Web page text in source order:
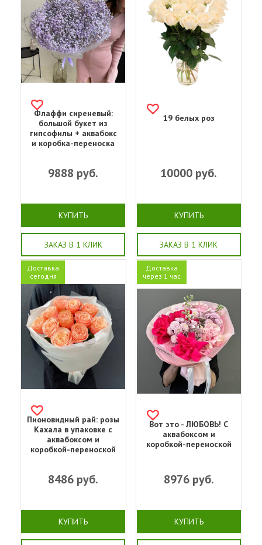
Флаффи сиреневый:
большой букет из
гипсофилы + аквабокс
и коробка-переноска
9888 руб.
КУПИТЬ
ЗАКАЗ В 1 КЛИК
19 белых роз
10000 руб.
КУПИТЬ
ЗАКАЗ В 1 КЛИК
Доставка
сегодня
Пионовидный рай: розы
Кахала в упаковке с
аквабоксом и
коробкой-переноской
8486 руб.
КУПИТЬ
Доставка
через 1 час
Вот это - ЛЮБОВЬ! С
аквабоксом и
коробкой-переноской
8976руб.
КУПИТЬ